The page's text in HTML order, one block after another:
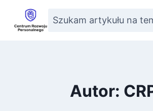
Przejdź
treści
Szukam artykułu na
Autor: